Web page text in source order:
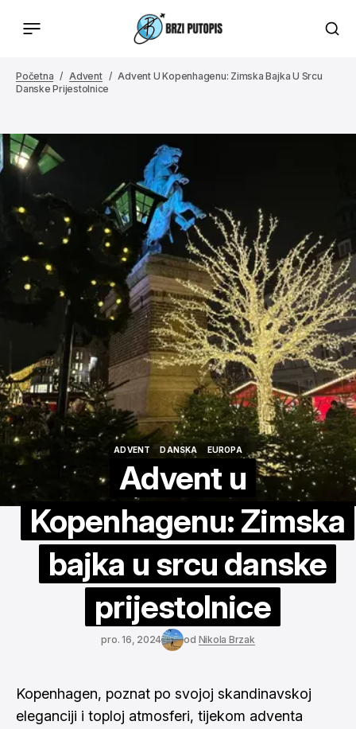
Početna Advent
Advent U Kopenhagenu: Zimska Bajka U Srcu
Danske Prijestolnice
ADVENT
DANSKA
EUROPA
Advent u
Kopenhagenu: Zimska
bajka u srcu danske
prijestolnice
pro. 16, 2024 od Nikola Brzak
Kopenhagen, poznat po svojoj skandinavskoj
eleganciji i toploj atmosferi, tijekom adventa